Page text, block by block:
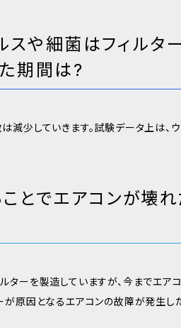
スや細菌はフィルタ
期間は?
減少していきます。試験データ上は、
とでエアコンが壊
ーを製造していますが、今までエア
が原因となるエアコンの故障が発生